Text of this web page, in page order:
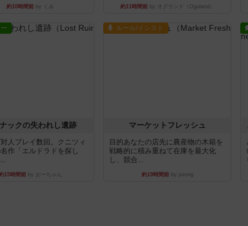
約10時間前 by くみ 約11時間前by オグランド（Oguland）
ックの失われし遺跡
人プレイ数回。クニツィ
作「エルドラドを探し
15時間前by おーちゃん
ルール/インスト
マーケットフレッシュ
目的あなたの店先に農産物の木箱を
戦略的に積み重ねて在庫を最大化
し、競合...
約19時間前by jurong